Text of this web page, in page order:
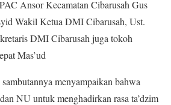
Ansor Kecamatan Cibarusah Gus
Wakil Ketua DMI Cibarusah, Ust.
DMI Cibarusah juga tokoh
Mas’ud
menyampaikan bahwa
NU untuk menghadirkan rasa ta’dzim